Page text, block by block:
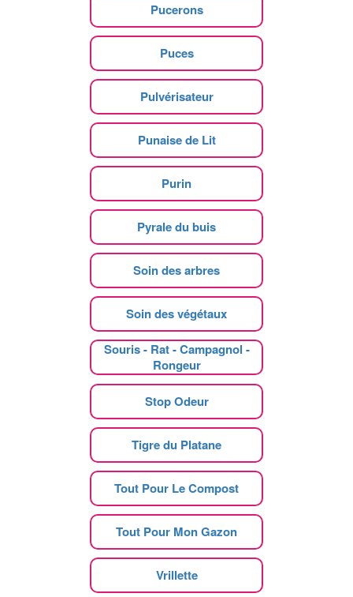
Pucerons
Puces
Pulvérisateur
Punaise de Lit
Purin
Pyrale du buis
Soin des arbres
Soin des végétaux
Souris - Rat - Campagnol -
Rongeur
Stop Odeur
Tigre du Platane
Tout Pour Le Compost
Tout Pour Mon Gazon
Vrillette